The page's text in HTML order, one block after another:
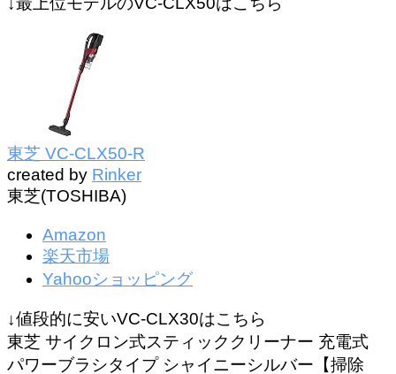
東芝 VC-CLX50-R
created by Rinker
東芝(TOSHIBA)
Amazon
楽天市場
Yahooショッピング
↓値段的に安いVC-CLX30はこちら
東芝 サイクロン式スティッククリーナー 充電式
パワーブラシタイプ シャイニーシルバー【掃除